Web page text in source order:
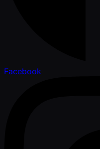
Facebook